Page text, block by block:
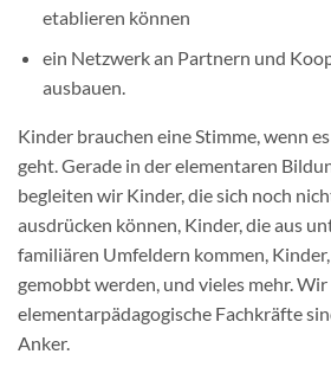
etablieren können
ein Netzwerk an Partnern und
ausbauen.
Kinder brauchen eine Stimme, wenn
geht. Gerade in der elementaren
begleiten wir Kinder, die sich noch
ausdrücken können, Kinder, die aus
familiären Umfeldern kommen,
gemobbt werden, und vieles mehr. Wir
elementarpädagogische Fachkräfte
Anker.